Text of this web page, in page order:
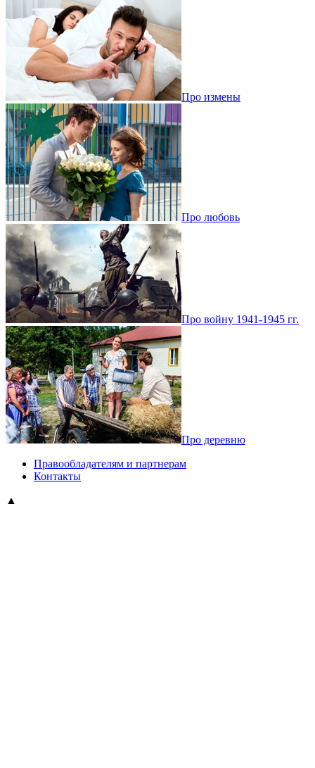
Про измены
Про любовь
Про войну 1941-1945 гг.
Про деревню
Правообладателям и партнерам
Контакты
▲